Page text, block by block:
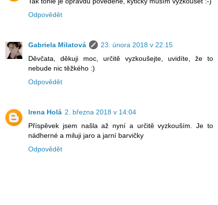
Odpovědět
Gabriela Milatová
23. února 2018 v 22:15
Děvčata, děkuji moc, určitě vyzkoušejte, uvidíte, že to
nebude nic těžkého :)
Odpovědět
Irena Holá 2. března 2018 v 14:04
Příspěvek jsem našla až nyní a určitě vyzkouším. Je to
nádherné a miluji jaro a jarní barvičky
Odpovědět